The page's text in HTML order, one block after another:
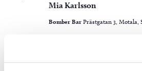
Mia Karlsson
Bomber Bar Prästgatan 3, Motala,
Föregående
Idag